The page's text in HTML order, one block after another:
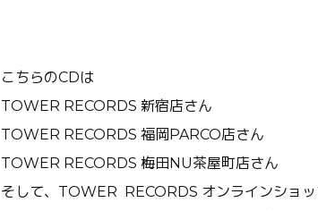
こちらのCDは
TOWER RECORDS 新宿店さん
TOWER RECORDS 福岡PARCO店さん
TOWER RECORDS 梅田NU茶屋町店さん
そして、TOWER RECORDS オンラインショッ